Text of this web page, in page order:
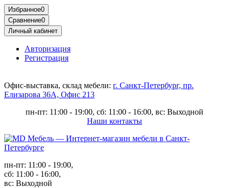
Избранное0
Сравнение0
Личный кабинет
Авторизация
Регистрация
Офис-выставка, склад мебели: г. Санкт-Петербург, пр.
Елизарова 36А, Офис 213
пн-пт: 11:00 - 19:00, сб: 11:00 - 16:00, вс: Выходной
Наши контакты
пн-пт: 11:00 - 19:00,
сб: 11:00 - 16:00,
вс: Выходной